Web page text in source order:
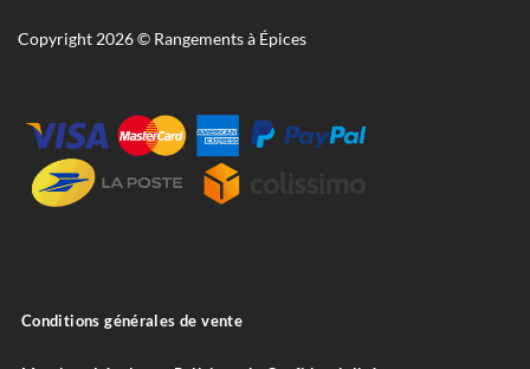
Copyright 2026 © Rangements à Épices
Conditions générales de vente